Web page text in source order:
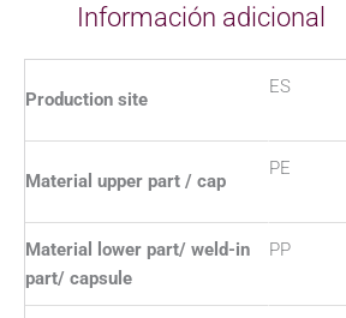
Información adicional
Production site
ES
Material upper part / cap
PE
Material lower part/ weld-in
part/ capsule
PP